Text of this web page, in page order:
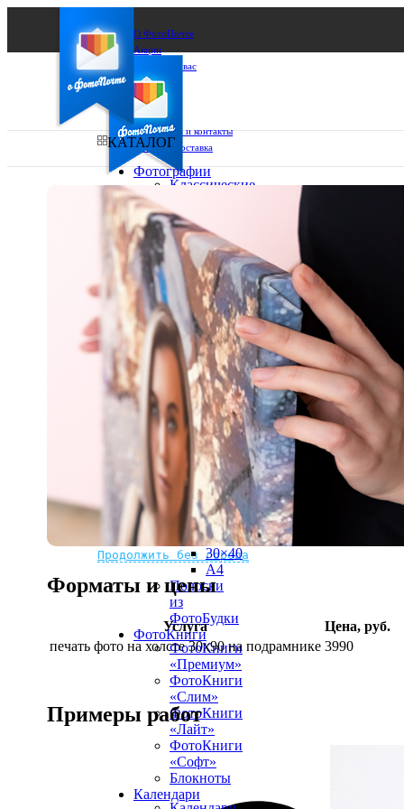
О ФотоПочте
Акции
Сделаем за вас
Бизнесу
FAQ
Франшиза
Поддержка и контакты
Оплата и доставка
Ваш город:
Ваш регион доставки
Выберите из списка:
Не нашли Ваш город?
Мы доставляем по всему миру
Продолжить без города
КАТАЛОГ
Фотографии
Классические
10х15
13х18
15х15
15х20
20х20
20х30
30х30
30х40
А4
Фото
рамке
10х10
10×15
13×18
15×15
15×20
20×20
20×30
30×30
30×40
A4
Полоски
из
ФотоБудки
ФотоКниги
ФотоКниги
«Премиум»
ФотоКниги
«Слим»
ФотоКниги
«Лайт»
ФотоКниги
«Софт»
Блокноты
Календари
Форматы и цены
Услуга
Цена, руб.
печать фото на холсте 30х90 на подрамнике 3990
Примеры работ